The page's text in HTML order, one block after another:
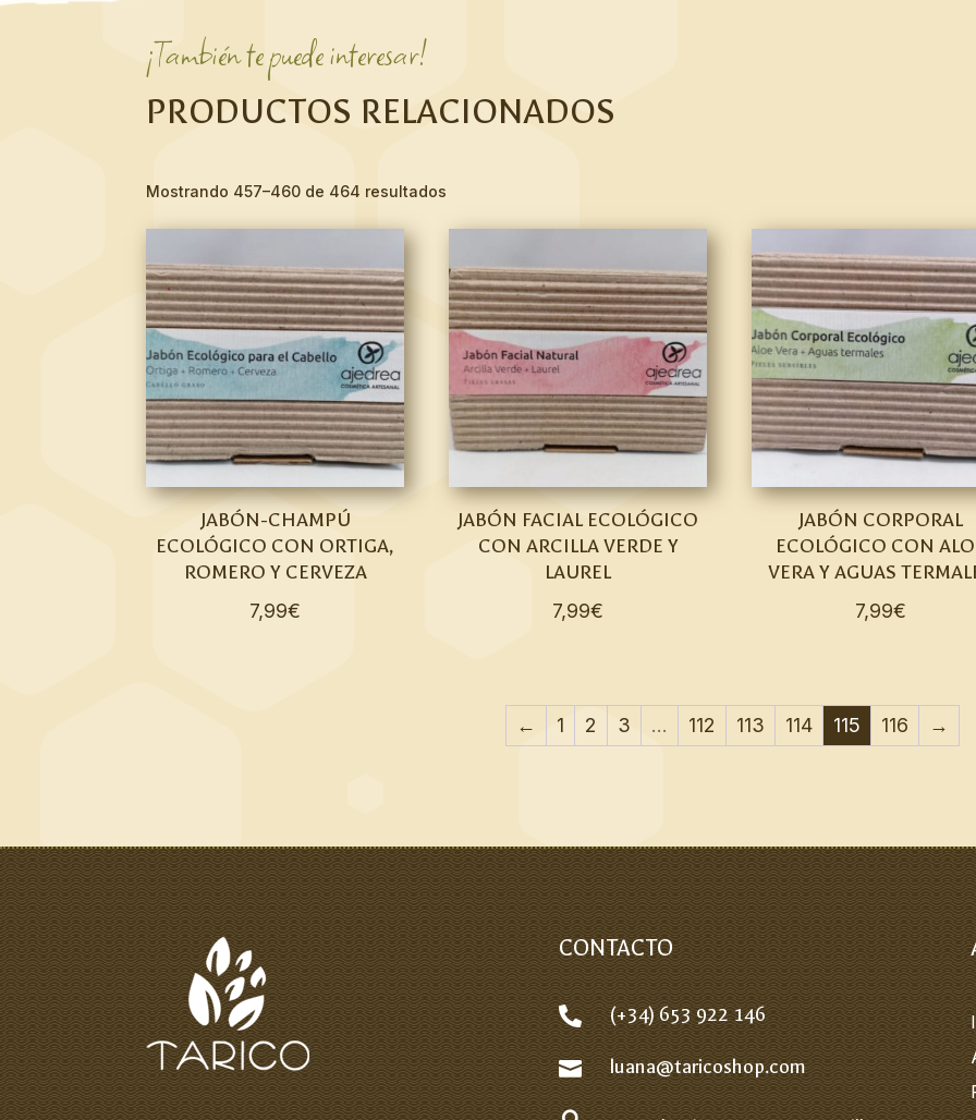
¡También te puede interesar!
PRODUCTOS RELACIONADOS
Mostrando 457–460 de 464 resultados
JABÓN-CHAMPÚ
ECOLÓGICO CON ORTIGA,
ROMERO Y CERVEZA
7,99€
JABÓN FACIAL ECOLÓGICO
CON ARCILLA VERDE Y
LAUREL
7,99€
JABÓN CORPORAL
ECOLÓGICO CON
VERA Y AGUAS
7,99€
← 1 2 3 … 112 113 114 115 116 →
CONTACTO
 (+34) 653 922 146
 luana@taricoshop.com